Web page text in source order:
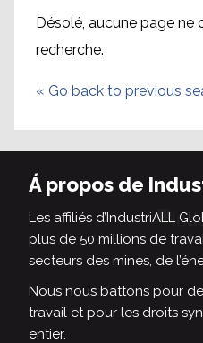
Désolé, aucune page ne
recherche.
« Go back to previous
Á propos de
Les affiliés d’IndustriALL
plus de 50 millions de
secteurs des mines, de
Nous nous battons pour
travail et pour les droits
entier.